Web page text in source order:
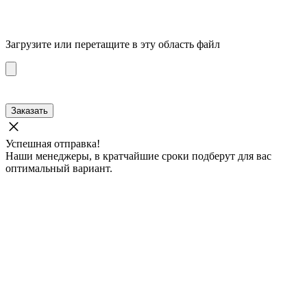
Загрузите или перетащите в эту область файл
Заказать
Успешная отправка!
Наши менеджеры, в кратчайшие сроки подберут для вас
оптимальный вариант.